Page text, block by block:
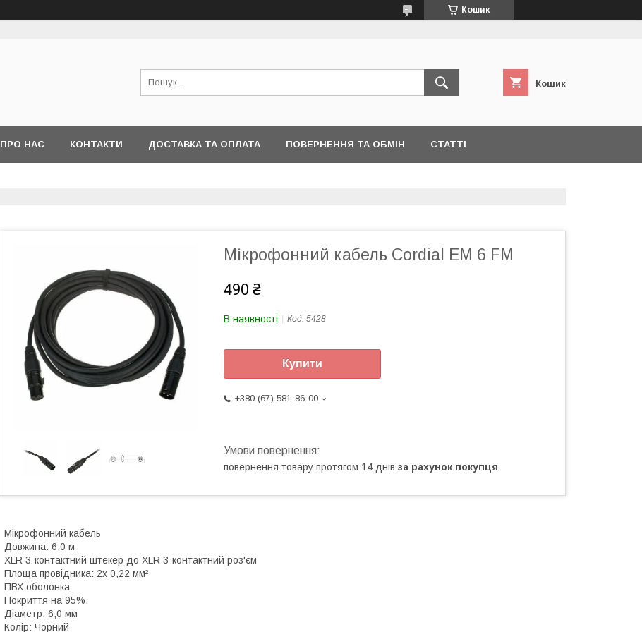
Кошик
Кошик
ПРО НАС КОНТАКТИ ДОСТАВКА ТА ОПЛАТА ПОВЕРНЕННЯ ТА ОБМІН СТАТТІ
Мікрофонний кабель Cordial EM 6 FM
490 ₴
В наявності Код: 5428
Купити
+380 (67) 581-86-00
повернення товару протягом 14 днів за рахунок покупця
Мікрофонний кабель
Довжина: 6,0 м
XLR 3-контактний штекер до XLR 3-контактний роз'єм
Площа провідника: 2x 0,22 мм²
ПВХ оболонка
Покриття на 95%.
Діаметр: 6,0 мм
Колір: Чорний